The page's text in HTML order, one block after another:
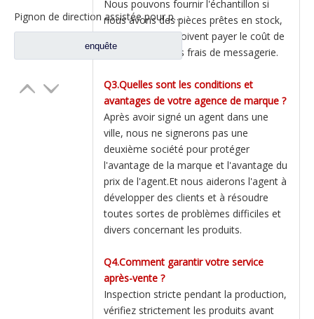
Pignon de direction assistée pour pièces de rechange de camion Shacman Delong F2000 F3000 DZ95259470095
enquête
Nous pouvons fournir l'échantillon si
nous avons des pièces prêtes en stock,
mais les clients doivent payer le coût de
l'échantillon et les frais de messagerie.
Q3.Quelles sont les conditions et
avantages de votre agence de marque ?
Après avoir signé un agent dans une
ville, nous ne signerons pas une
deuxième société pour protéger
l'avantage de la marque et l'avantage du
prix de l'agent.Et nous aiderons l'agent à
développer des clients et à résoudre
toutes sortes de problèmes difficiles et
divers concernant les produits.
Q4.Comment garantir votre service
après-vente ?
Inspection stricte pendant la production,
vérifiez strictement les produits avant